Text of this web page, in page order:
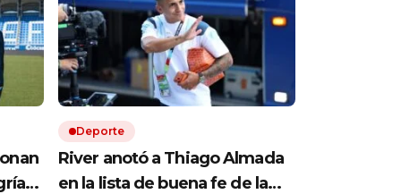
Deporte
River anotó a Thiago Almada
en la lista de buena fe de la